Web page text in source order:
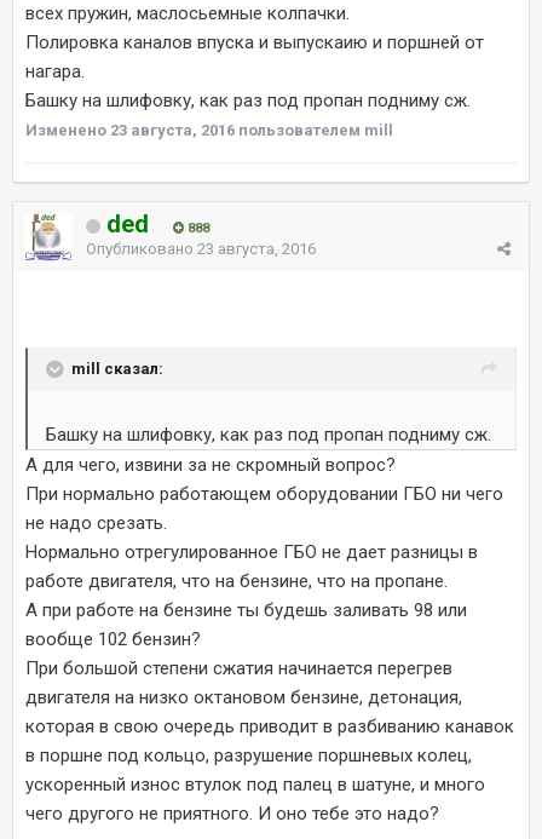
всех пружин, маслосьемные колпачки.
Полировка каналов впуска и выпускаию и поршней от
нагара.
Башку на шлифовку, как раз под пропан подниму сж.
Изменено 23 августа, 2016 пользователем mill
ded 888
Опубликовано 23 августа, 2016
mill сказал:
Башку на шлифовку, как раз под пропан подниму сж.
А для чего, извини за не скромный вопрос?
При нормально работающем оборудовании ГБО ни чего
не надо срезать.
Нормально отрегулированное ГБО не дает разницы в
работе двигателя, что на бензине, что на пропане.
А при работе на бензине ты будешь заливать 98 или
вообще 102 бензин?
При большой степени сжатия начинается перегрев
двигателя на низко октановом бензине, детонация,
которая в свою очередь приводит в разбиванию канавок
в поршне под кольцо, разрушение поршневых колец,
ускоренный износ втулок под палец в шатуне, и много
чего другого не приятного. И оно тебе это надо?